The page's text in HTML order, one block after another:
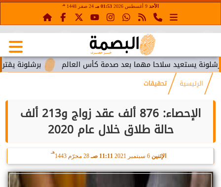
الأحد 01:53 مـ 24 صفر 1448 هـ
برشلونة يقترب من سلاحا مهما بعد صدمة كأس العالم
الرئيسية تحقيقات
الإحصاء: 876 ألف عقد زواج و213 ألف
حالة طلاق خلال عام 2020
الإثنين 11:11 صـ 28 محرّم 1443
هـ